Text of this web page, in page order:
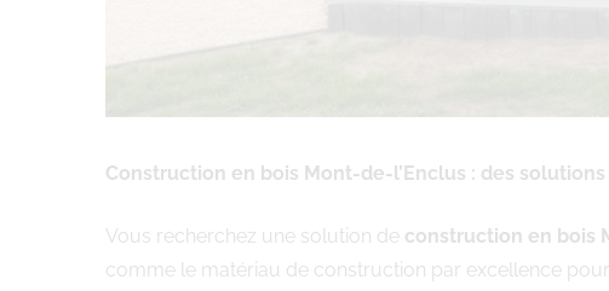
Construction en bois Mont-de-l’Enclus : des
Vous recherchez une solution de construction en bois
comme le matériau de construction par excellence